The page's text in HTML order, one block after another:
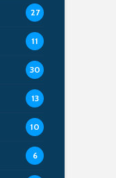
27
11
30
13
10
6